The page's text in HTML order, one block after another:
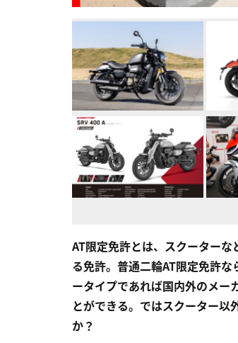
AT限定免許とは、スクーター
る免許。普通二輪AT限定免許
ータイプであれば国内外のメー
とができる。ではスクーター以
か？